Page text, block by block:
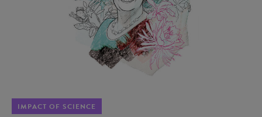
IMPACT OF SCIENCE